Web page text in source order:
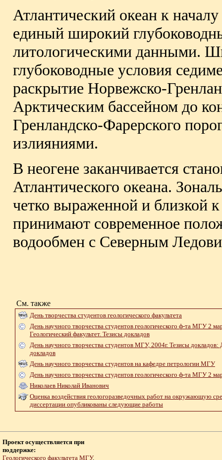
Атлантический океан к
единый широкий
литологическими данными.
глубоководные условия
раскрытие Норвежско-
Арктическим бассейном до
Гренландско-Фарерского
излияниями.
В неогене заканчивается
Атлантического океана.
четко выраженной и близкой
принимают современное
водообмен с Северным
См. также
День творчества студентов геологического факультета
День научного творчества студентов геологического ф-та МГУ 2
Геологический факультет. Тезисы докладов
День научного творчества студентов МГУ, 2004г. Тезисы
докладов
День научного творчества студентов на кафедре петрологии МГУ
День научного творчества студентов геологического ф-та МГУ 2
Hиколаев Николай Иванович
Оценка воздействия геологоразведочных работ на окружающую
диссертации опубликованы следующие работы
Проект осуществляется при
поддержке:
Геологического факультета МГУ,